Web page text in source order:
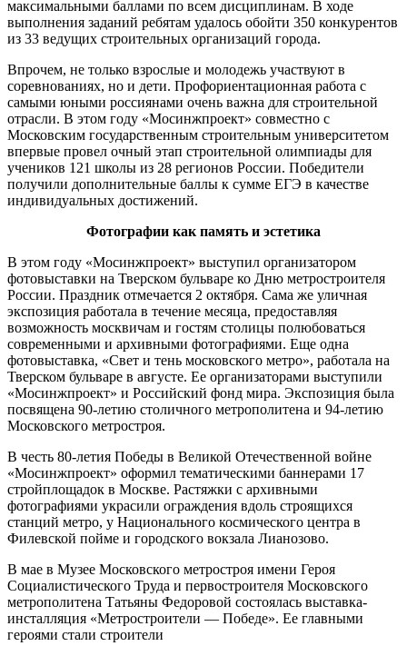
максимальными баллами по всем дисциплинам. В ходе
выполнения заданий ребятам удалось обойти 350 конкурентов
из 33 ведущих строительных организаций города.
Впрочем, не только взрослые и молодежь участвуют в
соревнованиях, но и дети. Профориентационная работа с
самыми юными россиянами очень важна для строительной
отрасли. В этом году «Мосинжпроект» совместно с
Московским государственным строительным университетом
впервые провел очный этап строительной олимпиады для
учеников 121 школы из 28 регионов России. Победители
получили дополнительные баллы к сумме ЕГЭ в качестве
индивидуальных достижений.
Фотографии как память и эстетика
В этом году «Мосинжпроект» выступил организатором
фотовыставки на Тверском бульваре ко Дню метростроителя
России. Праздник отмечается 2 октября. Сама же уличная
экспозиция работала в течение месяца, предоставляя
возможность москвичам и гостям столицы полюбоваться
современными и архивными фотографиями. Еще одна
фотовыставка, «Свет и тень московского метро», работала на
Тверском бульваре в августе. Ее организаторами выступили
«Мосинжпроект» и Российский фонд мира. Экспозиция была
посвящена 90-летию столичного метрополитена и 94-летию
Московского метростроя.
В честь 80-летия Победы в Великой Отечественной войне
«Мосинжпроект» оформил тематическими баннерами 17
стройплощадок в Москве. Растяжки с архивными
фотографиями украсили ограждения вдоль строящихся
станций метро, у Национального космического центра в
Филевской пойме и городского вокзала Лианозово.
В мае в Музее Московского метростроя имени Героя
Социалистического Труда и первостроителя Московского
метрополитена Татьяны Федоровой состоялась выставка-
инсталляция «Метростроители — Победе». Ее главными
героями стали строители